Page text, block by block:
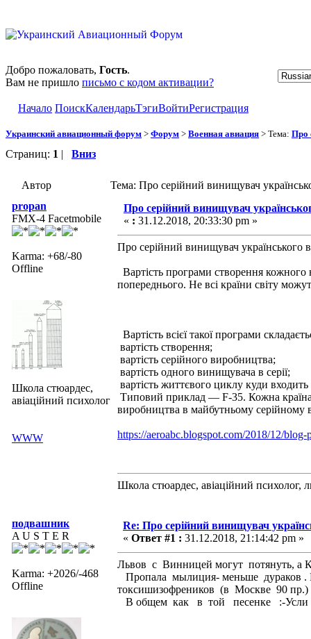
Добро пожаловать, Гость.
Вам не пришло письмо с кодом активации?
Начало ПоискКалендарьТэгиВойтиРегистрация
Украинский авиационный форум > Форум > Военная авиация > Тема: Про
Страниц: 1 | Вниз
Автор
Тема: Про серійний винищувач
propan
FMX-4 Facetmobile
Karma: +68/-80
Offline
Школа стюардес,
авіаційний психолог
WWW
Про серійний винищувач
« : 31.12.2018, 20:33:30 pm »
Про серійний винищувач українського
Вартість програми створення
попереднього. Не всі країни світу
Вартість всієї такої програми
вартість створення;
вартість серійного виробництва;
вартість одного винищувача в серії;
вартість життєвого циклу куди
Типовий приклад — F-35. Кожна
виробництва в майбутньому серійному
https://aeroabc.blogspot.com/2018/12/blog-
Школа стюардес, авіаційний психолог,
подвашник
A U S T E R
Karma: +2026/-468
Offline
Re: Про серійний винищувач
« Ответ #1 : 31.12.2018, 21:14:42 pm »
Львов с Винницей могут потянуть, а
Пропала мылиция- меньше дураков .
токсишизофреников (в Москве 90 пр.)
В общем как в той песенке :-